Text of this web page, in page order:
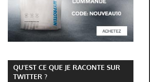
QU’EST CE QUE JE RACONTE SUR
TWITTER ?